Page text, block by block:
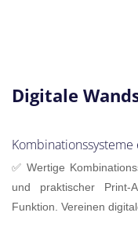
Digitale
✅ Wertige
und praktischer Print-
Funktion. Vereinen